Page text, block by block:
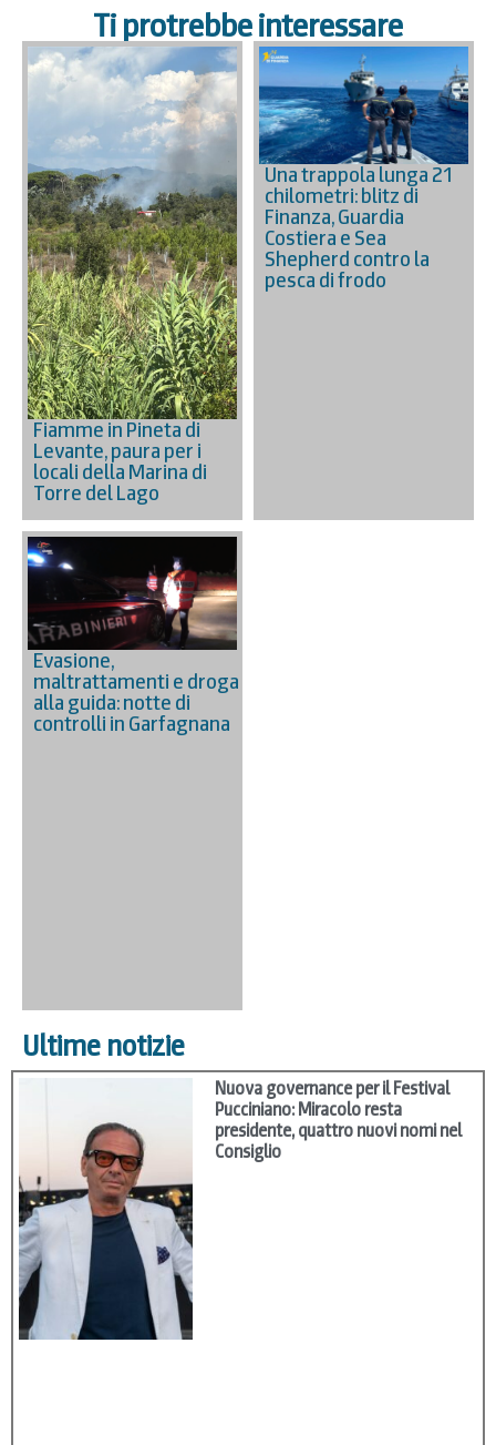
Ti protrebbe interessare
Fiamme in Pineta di
Levante, paura per i
locali della Marina di
Torre del Lago
Una trappola lunga 21
chilometri: blitz di
Finanza, Guardia
Costiera e Sea
Shepherd contro la
pesca di frodo
Evasione,
maltrattamenti e droga
alla guida: notte di
controlli in Garfagnana
Ultime notizie
Nuova governance per il Festival
Pucciniano: Miracolo resta
presidente, quattro nuovi nomi nel
Consiglio